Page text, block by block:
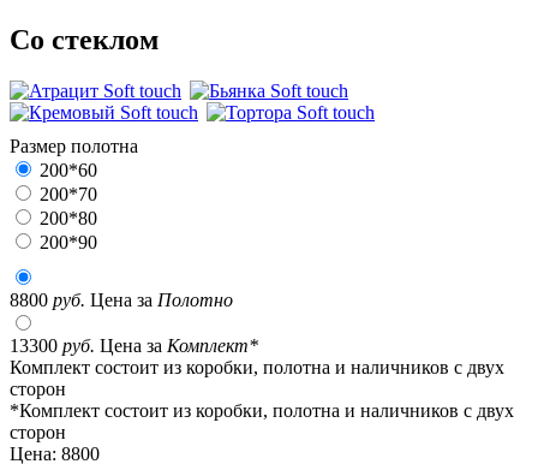
Со стеклом
Размер полотна
200*60
200*70
200*80
200*90
8800 руб. Цена за Полотно
13300 руб. Цена за Комплект*
Комплект состоит из коробки, полотна и наличников с двух
сторон
*Комплект состоит из коробки, полотна и наличников с двух
сторон
Цена: 8800